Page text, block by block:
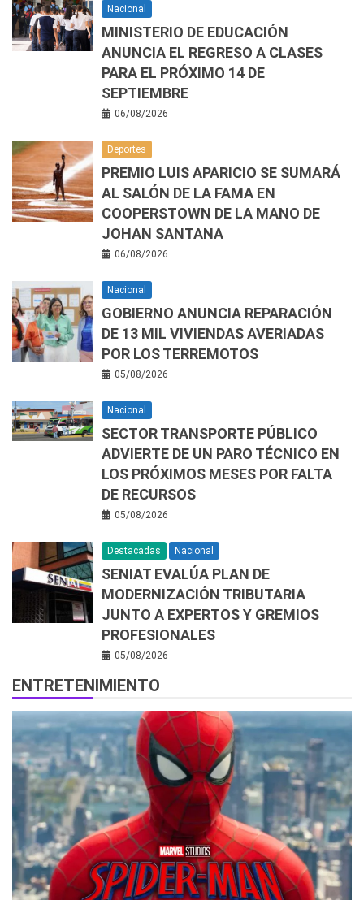
Nacional
MINISTERIO DE EDUCACIÓN
ANUNCIA EL REGRESO A CLASES
PARA EL PRÓXIMO 14 DE
SEPTIEMBRE
06/08/2026
Deportes
PREMIO LUIS APARICIO SE SUMARÁ
AL SALÓN DE LA FAMA EN
COOPERSTOWN DE LA MANO DE
JOHAN SANTANA
06/08/2026
Nacional
GOBIERNO ANUNCIA REPARACIÓN
DE 13 MIL VIVIENDAS AVERIADAS
POR LOS TERREMOTOS
05/08/2026
Nacional
SECTOR TRANSPORTE PÚBLICO
ADVIERTE DE UN PARO TÉCNICO EN
LOS PRÓXIMOS MESES POR FALTA
DE RECURSOS
05/08/2026
Destacadas Nacional
SENIAT EVALÚA PLAN DE
MODERNIZACIÓN TRIBUTARIA
JUNTO A EXPERTOS Y GREMIOS
PROFESIONALES
05/08/2026
ENTRETENIMIENTO